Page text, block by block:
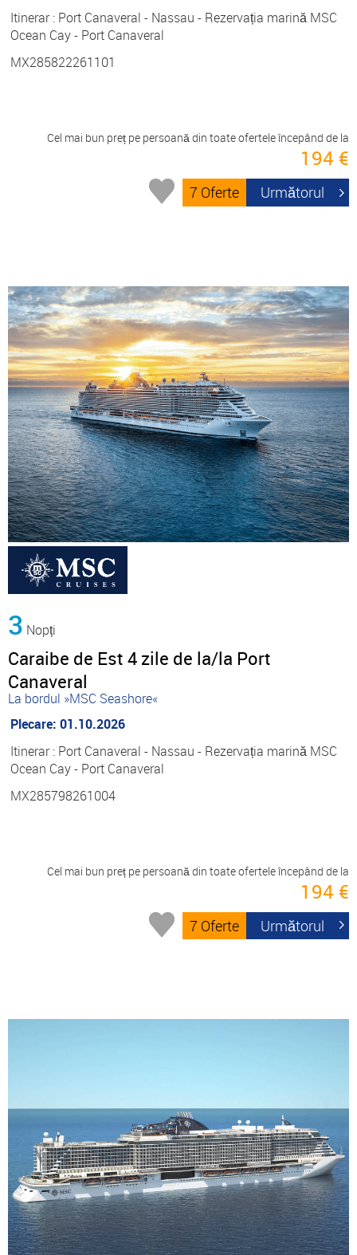
Itinerar : Port Canaveral - Nassau - Rezervația marină MSC
Ocean Cay - Port Canaveral
MX285822261101
Cel mai bun preț pe persoană din toate ofertele începând de la
194 €
7 Oferte Următorul
3 Nopți
Caraibe de Est 4 zile de la/la Port
Canaveral
La bordul »MSC Seashore«
Plecare: 01.10.2026
Itinerar : Port Canaveral - Nassau - Rezervația marină MSC
Ocean Cay - Port Canaveral
MX285798261004
Cel mai bun preț pe persoană din toate ofertele începând de la
194 €
7 Oferte Următorul